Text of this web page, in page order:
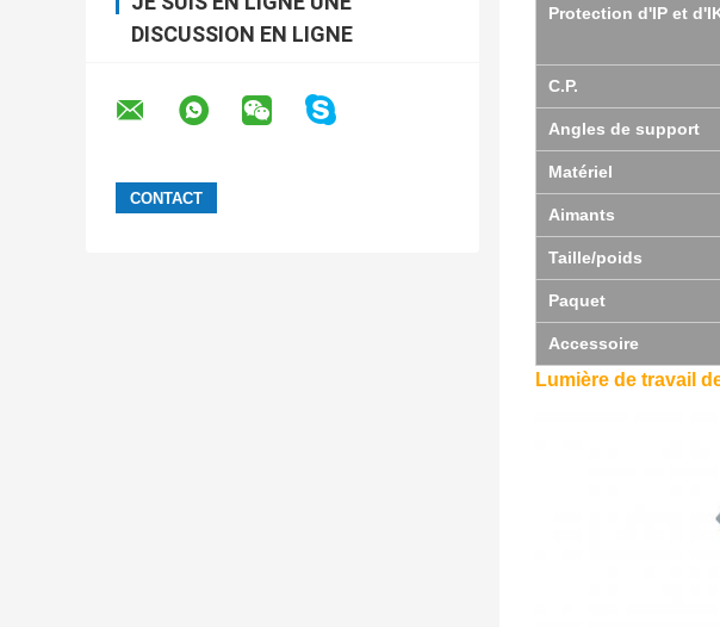
DISCUSSION EN LIGNE
Protection d'IP et
C.P.
Angles de support
Matériel
Aimants
Taille/poids
Paquet
Accessoire
Lumière de travail